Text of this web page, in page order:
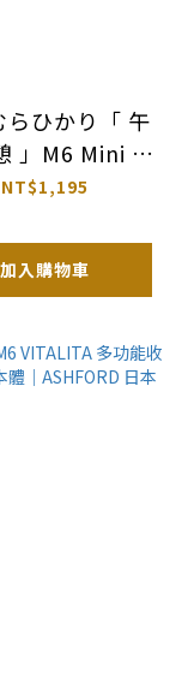
らひかり「 午
」M6 Mini 6
頁本 (附活版印
JAPAN
NT$1,195
加入購物車